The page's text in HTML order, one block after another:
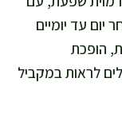
יום עד יומיים
הופכת
לראות במקביל